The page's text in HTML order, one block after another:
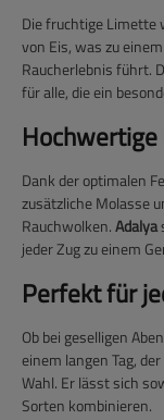
Die fruchtige Limette
von Eis, was zu
Raucherlebnis führt.
für alle, die ein
Dank der optimalen
zusätzliche Molasse
Rauchwolken.Adalya
jeder Zug zu einem
Perfekt für
Ob bei geselligen
einem langen Tag, der
Wahl. Er lässt sich
Sorten kombinieren.